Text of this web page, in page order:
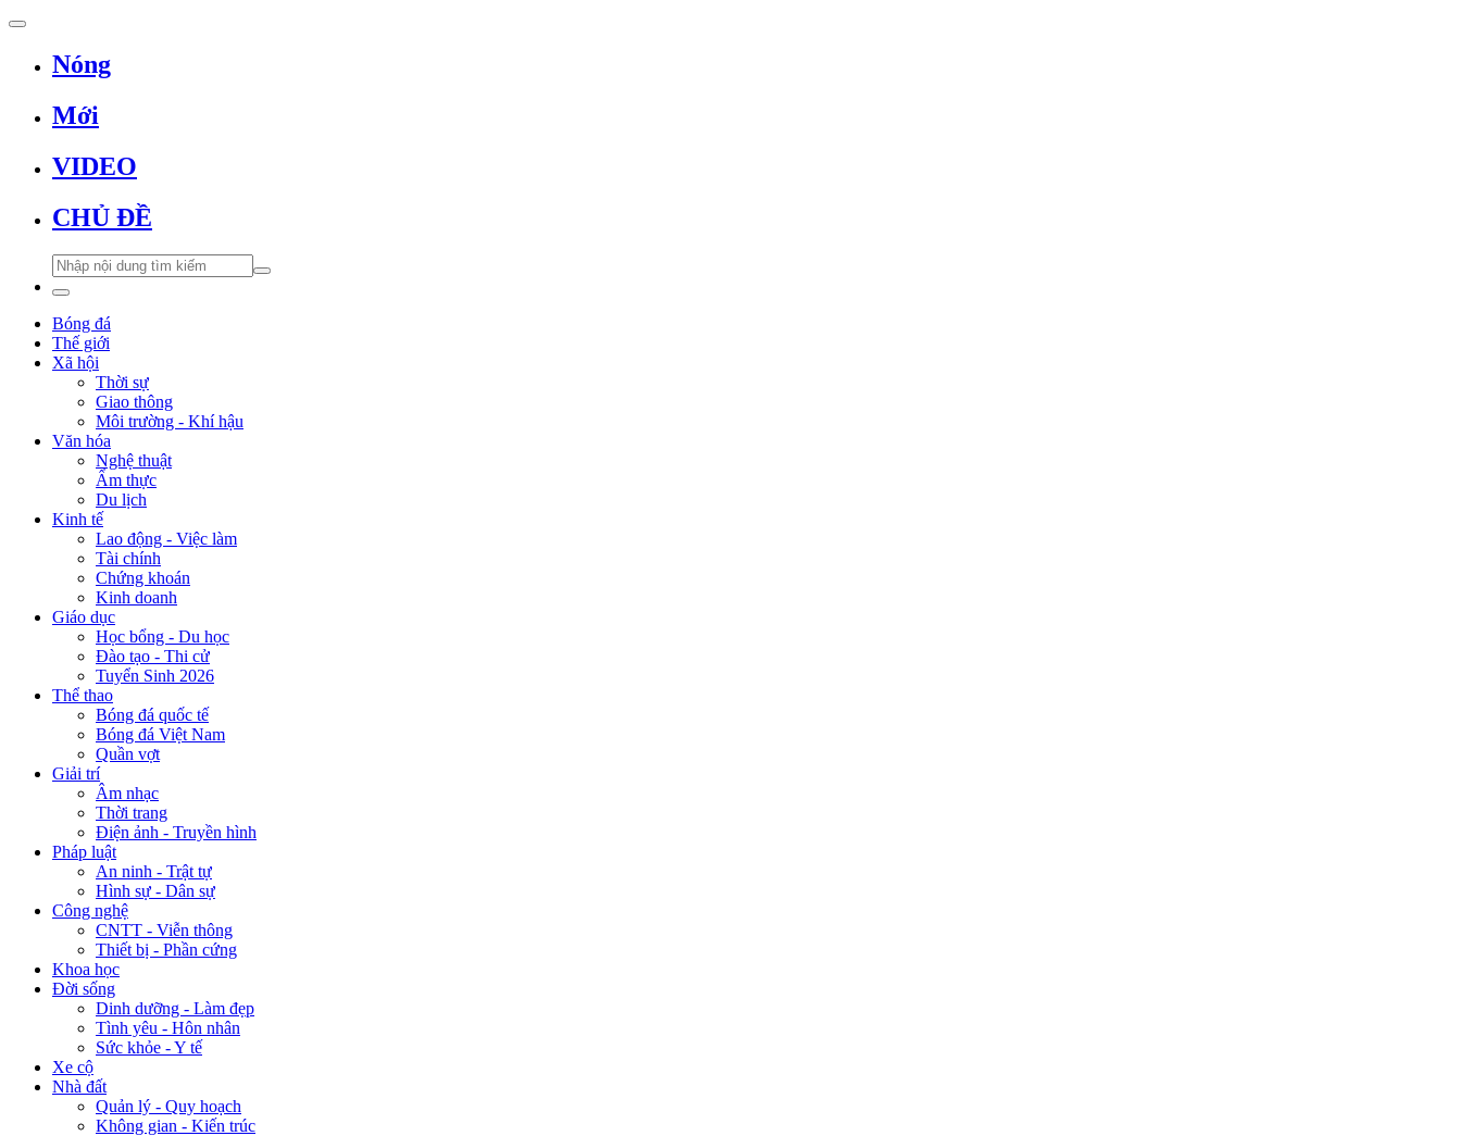
Nóng
Mới
VIDEO
CHỦ ĐỀ
Bóng đá
Thế giới
Xã hội
Thời sự
Giao thông
Môi trường - Khí hậu
Văn hóa
Nghệ thuật
Ẩm thực
Du lịch
Kinh tế
Lao động - Việc làm
Tài chính
Chứng khoán
Kinh doanh
Giáo dục
Học bổng - Du học
Đào tạo - Thi cử
Tuyển Sinh 2026
Thể thao
Bóng đá quốc tế
Bóng đá Việt Nam
Quần vợt
Giải trí
Âm nhạc
Thời trang
Điện ảnh - Truyền hình
Pháp luật
An ninh - Trật tự
Hình sự - Dân sự
Công nghệ
CNTT - Viễn thông
Thiết bị - Phần cứng
Khoa học
Đời sống
Dinh dưỡng - Làm đẹp
Tình yêu - Hôn nhân
Sức khỏe - Y tế
Xe cộ
Nhà đất
Quản lý - Quy hoạch
Không gian - Kiến trúc